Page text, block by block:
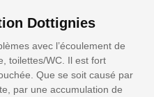
Dottignies
avec l’écoulement de
toilettes/WC. Il est fort
Que se soit causé par
par une accumulation de